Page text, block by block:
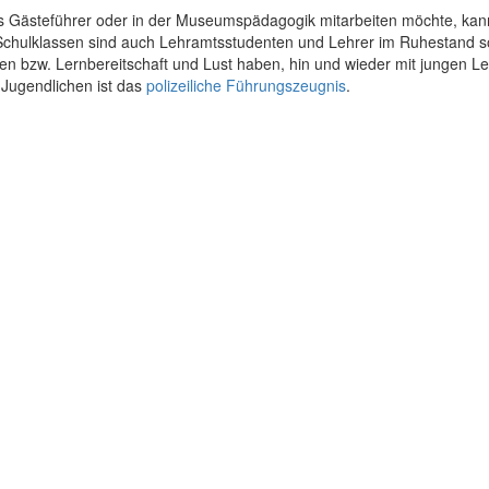
oder in der Museumspädagogik mitarbeiten möchte,
sind auch Lehramtsstudenten und Lehrer im Ruhestand
bzw. Lernbereitschaft und Lust haben, hin und wieder mit jungen
ist das polizeiliche Führungszeugnis.